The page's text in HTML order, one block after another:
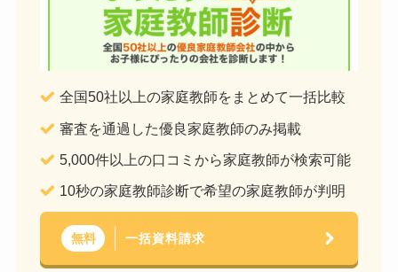
全国50社以上の家庭教師をまとめて一括比較
審査を通過した優良家庭教師のみ掲載
5,000件以上の口コミから家庭教師が検索可能
10秒の家庭教師診断で希望の家庭教師が判明
無料 一括資料請求